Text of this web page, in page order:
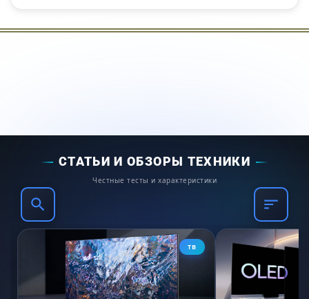
СТАТЬИ И ОБЗОРЫ ТЕХНИКИ
Честные тесты и характеристики
ТВ